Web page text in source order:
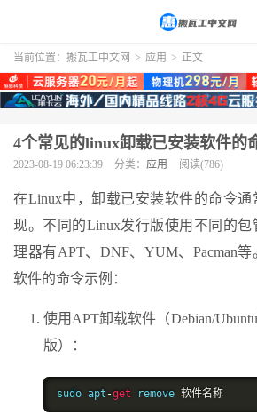
当前位置： 搬瓦工中文网 > 应用 > 正文
4个常见的linux卸载已安装软件的
2023-08-19 06:23:39 分类： 应用 阅读(786)
在Linux中，卸载已安装软件的命令
现。不同的Linux发行版使用不同的
理器有APT、DNF、YUM、Pacman
软件的命令示例：
使用APT卸载软件（Debian/
版）：
sudo apt -get remove 软件名称